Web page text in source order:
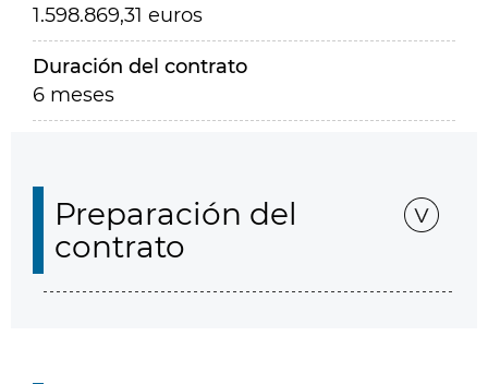
1.598.869,31 euros
Duración del contrato
6 meses
Preparación del
contrato